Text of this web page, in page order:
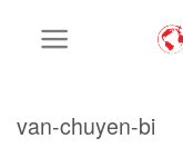
van-chuyen-bi